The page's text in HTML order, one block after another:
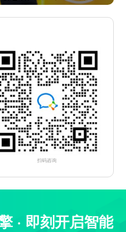
扫码咨询
· 即刻开启智能